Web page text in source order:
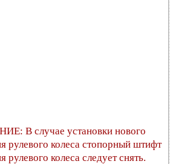
В случае установки нового
рулевого колеса стопорный штифт
рулевого колеса следует снять.